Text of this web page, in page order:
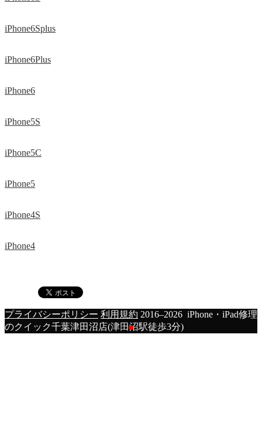
iPhone6Splus
iPhone6Plus
iPhone6
iPhone5S
iPhone5C
iPhone5
iPhone4S
iPhone4
プライバシーポリシー 利用規約 2016–2026 iPhone・iPad修理
のクイック千葉津田沼店(津田沼駅徒歩3分)